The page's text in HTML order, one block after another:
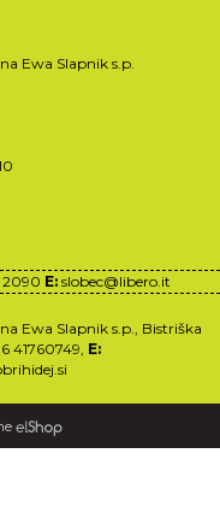
Ewa Slapnik s.p.
2090 E: slobec@libero.it
Ewa Slapnik s.p., Bistriška
41760749, E: